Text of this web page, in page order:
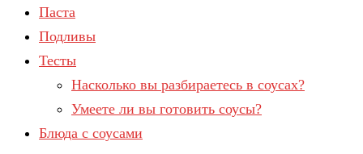
Паста
Подливы
Тесты
Насколько вы разбираетесь в соусах?
Умеете ли вы готовить соусы?
Блюда с соусами